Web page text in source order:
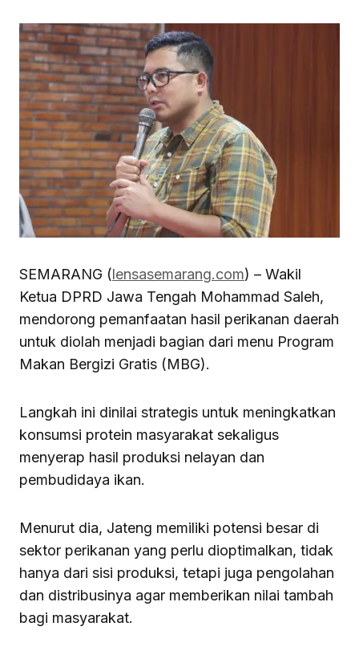
SEMARANG (lensasemarang.com) – Wakil
Ketua DPRD Jawa Tengah Mohammad Saleh,
mendorong pemanfaatan hasil perikanan daerah
untuk diolah menjadi bagian dari menu Program
Makan Bergizi Gratis (MBG).
Langkah ini dinilai strategis untuk meningkatkan
konsumsi protein masyarakat sekaligus
menyerap hasil produksi nelayan dan
pembudidaya ikan.
Menurut dia, Jateng memiliki potensi besar di
sektor perikanan yang perlu dioptimalkan, tidak
hanya dari sisi produksi, tetapi juga pengolahan
dan distribusinya agar memberikan nilai tambah
bagi masyarakat.